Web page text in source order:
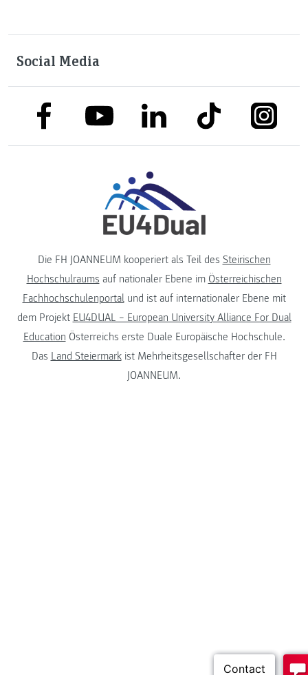
Social Media
link to facebooklink to youtubelink to linkedinlink to tiktok
Die FH JOANNEUM kooperiert als Teil des Steirischen
Hochschulraums auf nationaler Ebene im Österreichischen
Fachhochschulenportalund ist auf internationaler Ebene mit
dem Projekt EU4DUAL – European University Alliance For Dual
Education Österreichs erste Duale Europäische Hochschule.
Das Land Steiermarkist Mehrheitsgesellschafter der FH
JOANNEUM.